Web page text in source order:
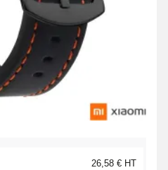
26,58 € HT